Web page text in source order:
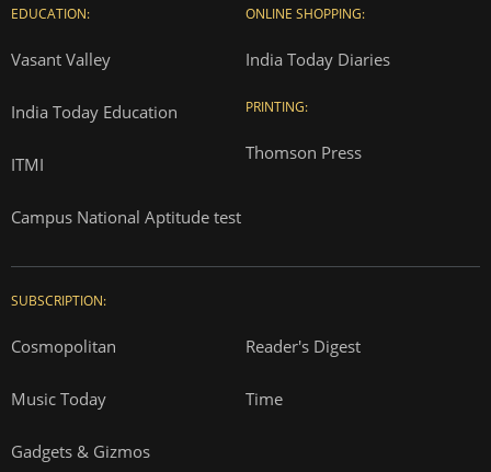
EDUCATION:
Vasant Valley
India Today Education
ITMI
Campus National Aptitude test
ONLINE SHOPPING:
India Today Diaries
PRINTING:
Thomson Press
SUBSCRIPTION:
Cosmopolitan Reader's Digest
Music Today Time
Gadgets & Gizmos